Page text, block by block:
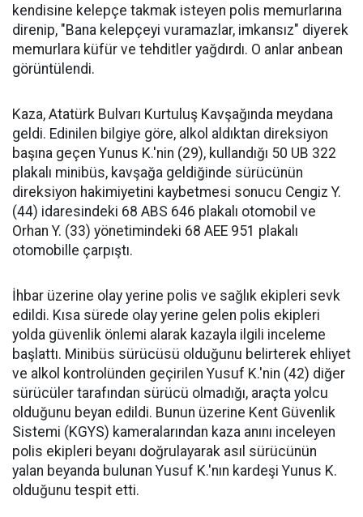
kendisine kelepçe takmak isteyen polis memurlarına
direnip, "Bana kelepçeyi vuramazlar, imkansız" diyerek
memurlara küfür ve tehditler yağdırdı. O anlar anbean
görüntülendi.
Kaza, Atatürk Bulvarı Kurtuluş Kavşağında meydana
geldi. Edinilen bilgiye göre, alkol aldıktan direksiyon
başına geçen Yunus K.'nin (29), kullandığı 50 UB 322
plakalı minibüs, kavşağa geldiğinde sürücünün
direksiyon hakimiyetini kaybetmesi sonucu Cengiz Y.
(44) idaresindeki 68 ABS 646 plakalı otomobil ve
Orhan Y. (33) yönetimindeki 68 AEE 951 plakalı
otomobille çarpıştı.
İhbar üzerine olay yerine polis ve sağlık ekipleri sevk
edildi. Kısa sürede olay yerine gelen polis ekipleri
yolda güvenlik önlemi alarak kazayla ilgili inceleme
başlattı. Minibüs sürücüsü olduğunu belirterek ehliyet
ve alkol kontrolünden geçirilen Yusuf K.'nin (42) diğer
sürücüler tarafından sürücü olmadığı, araçta yolcu
olduğunu beyan edildi. Bunun üzerine Kent Güvenlik
Sistemi (KGYS) kameralarından kaza anını inceleyen
polis ekipleri beyanı doğrulayarak asıl sürücünün
yalan beyanda bulunan Yusuf K.'nın kardeşi Yunus K.
olduğunu tespit etti.